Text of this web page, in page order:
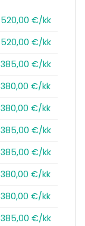
520,00 €/kk
520,00 €/kk
385,00 €/kk
380,00 €/kk
380,00 €/kk
385,00 €/kk
385,00 €/kk
380,00 €/kk
380,00 €/kk
385,00 €/kk